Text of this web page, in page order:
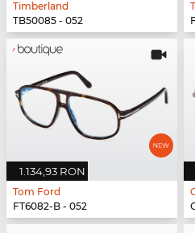
Timberland
TB50085 - 052
1.134,93 RON
Tom Ford
FT6082-B - 052